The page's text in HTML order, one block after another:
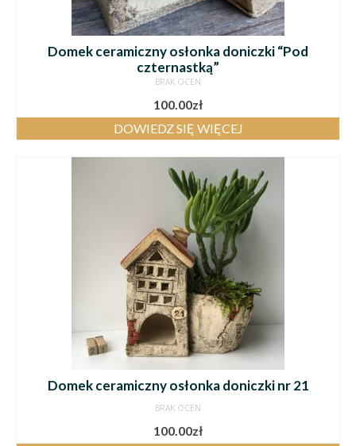
Domek ceramiczny osłonka doniczki “Pod
czternastką”
BRAK OCEN
100.00zł
DOWIEDZ SIĘ WIĘCEJ
Domek ceramiczny osłonka doniczki nr 21
BRAK OCEN
100.00zł